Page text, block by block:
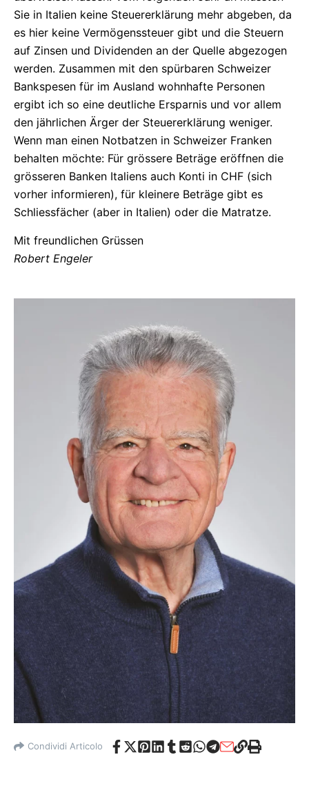
Sie in Italien keine Steuererklärung mehr abgeben, da
es hier keine Vermögenssteuer gibt und die Steuern
auf Zinsen und Dividenden an der Quelle abgezogen
werden. Zusammen mit den spürbaren Schweizer
Bankspesen für im Ausland wohnhafte Personen
ergibt ich so eine deutliche Ersparnis und vor allem
den jährlichen Ärger der Steuererklärung weniger.
Wenn man einen Notbatzen in Schweizer Franken
behalten möchte: Für grössere Beträge eröffnen die
grösseren Banken Italiens auch Konti in CHF (sich
vorher informieren), für kleinere Beträge gibt es
Schliessfächer (aber in Italien) oder die Matratze.
Mit freundlichen Grüssen
Robert Engeler
Condividi Articolo